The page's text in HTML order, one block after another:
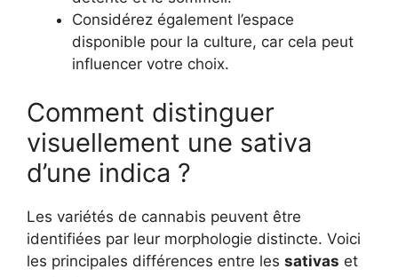
Considérez également l’espace
disponible pour la culture, car cela peut
influencer votre choix.
Comment distinguer
visuellement une sativa
d’une indica ?
Les variétés de cannabis peuvent être
identifiées par leur morphologie distincte. Voici
les principales différences entre les sativas et